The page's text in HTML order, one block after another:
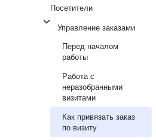
Посетители
Управление заказами
Перед началом
работы
Работа с
неразобранными
визитами
Как привязать заказ
по визиту